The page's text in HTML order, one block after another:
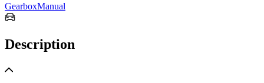
GearboxManual
Description